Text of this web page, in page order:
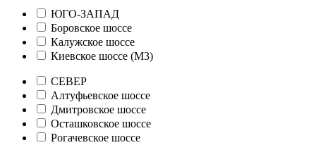
ЮГО-ЗАПАД
Боровское шоссе
Калужское шоссе
Киевское шоссе (М3)
СЕВЕР
Алтуфьевское шоссе
Дмитровское шоссе
Осташковское шоссе
Рогачевское шоссе